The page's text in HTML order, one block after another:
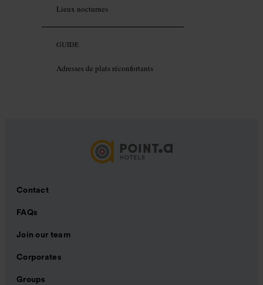
Lieux nocturnes
GUIDE
Adresses de plats réconfortants
Contact
FAQs
Join our team
Corporates
Groups